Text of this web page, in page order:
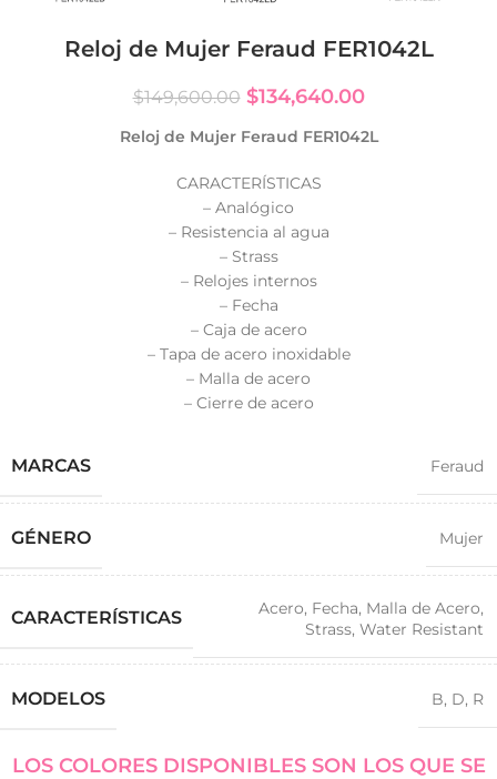
Reloj de Mujer Feraud FER1042L
$149,600.00 $134,640.00
Reloj de Mujer Feraud FER1042L
CARACTERÍSTICAS
– Analógico
– Resistencia al agua
– Strass
– Relojes internos
– Fecha
– Caja de acero
– Tapa de acero inoxidable
– Malla de acero
– Cierre de acero
MARCAS Feraud
GÉNERO Mujer
CARACTERÍSTICAS Acero, Fecha, Malla de Acero,
Strass, Water Resistant
MODELOS B, D, R
LOS COLORES DISPONIBLES SON LOS QUE SE